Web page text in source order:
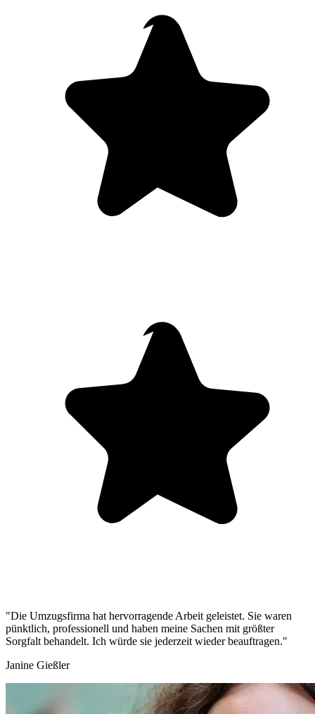
"Die Umzugsfirma hat hervorragende Arbeit geleistet. Sie waren
pünktlich, professionell und haben meine Sachen mit größter
Sorgfalt behandelt. Ich würde sie jederzeit wieder beauftragen."
Janine Gießler